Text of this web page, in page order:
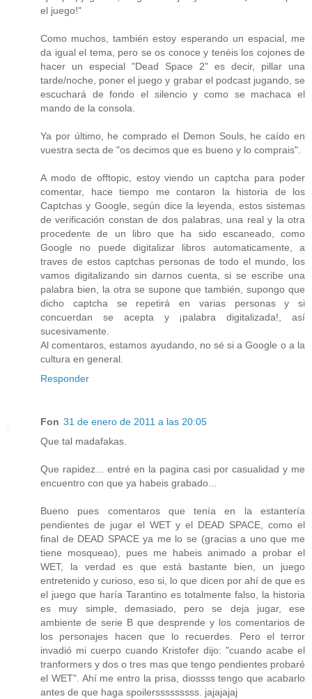
el juego!"
Como muchos, también estoy esperando un espacial, me
da igual el tema, pero se os conoce y tenéis los cojones de
hacer un especial "Dead Space 2" es decir, pillar una
tarde/noche, poner el juego y grabar el podcast jugando, se
escuchará de fondo el silencio y como se machaca el
mando de la consola.
Ya por último, he comprado el Demon Souls, he caído en
vuestra secta de "os decimos que es bueno y lo comprais".
A modo de offtopic, estoy viendo un captcha para poder
comentar, hace tiempo me contaron la historia de los
Captchas y Google, según dice la leyenda, estos sistemas
de verificación constan de dos palabras, una real y la otra
procedente de un libro que ha sido escaneado, como
Google no puede digitalizar libros automaticamente, a
traves de estos captchas personas de todo el mundo, los
vamos digitalizando sin darnos cuenta, si se escribe una
palabra bien, la otra se supone que también, supongo que
dicho captcha se repetirá en varias personas y si
concuerdan se acepta y ¡palabra digitalizada!, así
sucesivamente.
Al comentaros, estamos ayudando, no sé si a Google o a la
cultura en general.
Responder
Fon 31 de enero de 2011 a las 20:05
Que tal madafakas.
Que rapidez... entré en la pagina casi por casualidad y me
encuentro con que ya habeis grabado...
Bueno pues comentaros que tenía en la estantería
pendientes de jugar el WET y el DEAD SPACE, como el
final de DEAD SPACE ya me lo se (gracias a uno que me
tiene mosqueao), pues me habeis animado a probar el
WET, la verdad es que está bastante bien, un juego
entretenido y curioso, eso si, lo que dicen por ahí de que es
el juego que haría Tarantino es totalmente falso, la historia
es muy simple, demasiado, pero se deja jugar, ese
ambiente de serie B que desprende y los comentarios de
los personajes hacen que lo recuerdes. Pero el terror
invadió mi cuerpo cuando Kristofer dijo: "cuando acabe el
tranformers y dos o tres mas que tengo pendientes probaré
el WET". Ahí me entro la prisa, diossss tengo que acabarlo
antes de que haga spoilersssssssss. jajajajaj